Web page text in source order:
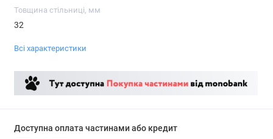
Товщина стільниці, мм
32
Всі характеристики
Доступна оплата частинами або кредит